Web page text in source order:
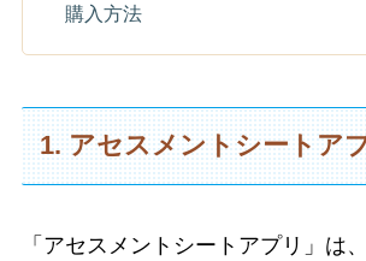
購入方法
1. アセスメントシートア
「アセスメントシートアプリ」は、